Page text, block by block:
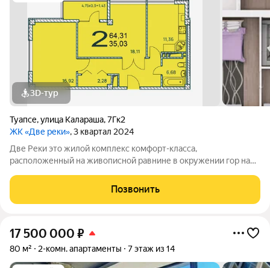
3D-тур
Туапсе,улица Калараша,7Гк2
ЖК «Две реки», 3 квартал 2024
Две Реки это жилой комплекс комфорт-класса,
расположенный на живописной равнине в окружении гор на
типа представляет собой 10-этажный дом с двумя секциями. В
комплексе Две Реки располагаются
Позвонить
17 500 000 ₽
80 м² 2-комн. апартаменты 7 этаж из 14